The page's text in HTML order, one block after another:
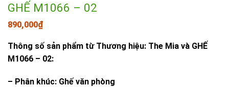
GHẾ M1066 – 02
890,000₫
Thông số sản phẩm từ Thương hiệu: The Mia và GHẾ
M1066 – 02:
– Phân khúc: Ghế văn phòng